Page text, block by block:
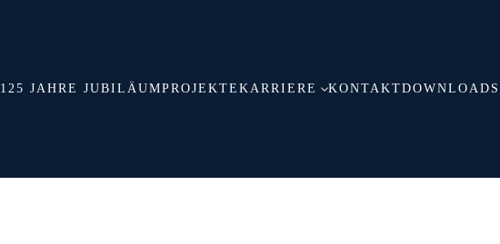
125 JAHRE JUBILÄUMPROJEKTEKARRIERE KONTAKTDOWNLOADS